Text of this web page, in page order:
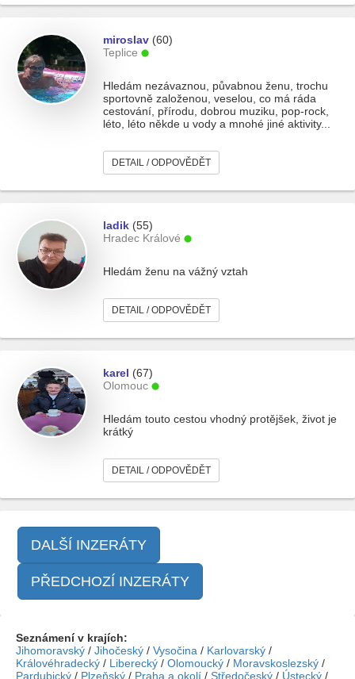
miroslav (60)
Teplice
Hledám nezávaznou, půvabnou ženu, trochu
sportovně založenou, veselou, co má ráda
cestování, přírodu, dobrou muziku, pop-rock,
léto, léto někde u vody a mnohé jiné aktivity...
DETAIL / ODPOVĚDĚT
ladik (55)
Hradec Králové
Hledám ženu na vážný vztah
DETAIL / ODPOVĚDĚT
karel (67)
Olomouc
Hledám touto cestou vhodný protějšek, život je
krátký
DETAIL / ODPOVĚDĚT
DALŠÍ INZERÁTY
PŘEDCHOZÍ INZERÁTY
Seznámení v krajích:
Jihomoravský / Jihočeský / Vysočina / Karlovarský /
Královéhradecký / Liberecký / Olomoucký / Moravskoslezský /
Pardubický / Plzeňský / Praha a okolí / Středočeský / Ústecký /